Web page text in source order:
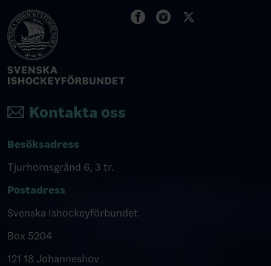
Kontakta oss
Besöksadress
Tjurhornsgränd 6, 3 tr.
Postadress
Svenska Ishockeyförbundet
Box 5204
121 18 Johanneshov